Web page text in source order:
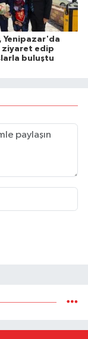
Yenipazar'da
ziyaret edip
buluştu